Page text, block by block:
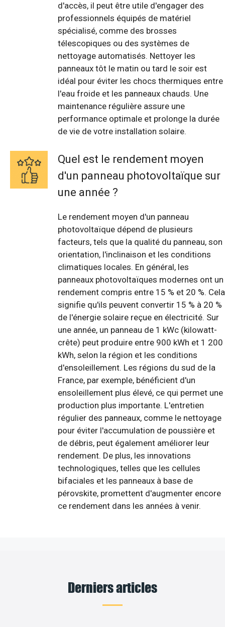
d'accès, il peut être utile d'engager des
professionnels équipés de matériel
spécialisé, comme des brosses
télescopiques ou des systèmes de
nettoyage automatisés. Nettoyer les
panneaux tôt le matin ou tard le soir est
idéal pour éviter les chocs thermiques entre
l'eau froide et les panneaux chauds. Une
maintenance régulière assure une
performance optimale et prolonge la durée
de vie de votre installation solaire.
Quel est le rendement moyen
d'un panneau photovoltaïque sur
une année ?
Le rendement moyen d'un panneau
photovoltaïque dépend de plusieurs
facteurs, tels que la qualité du panneau, son
orientation, l'inclinaison et les conditions
climatiques locales. En général, les
panneaux photovoltaïques modernes ont un
rendement compris entre 15 % et 20 %. Cela
signifie qu'ils peuvent convertir 15 % à 20 %
de l'énergie solaire reçue en électricité. Sur
une année, un panneau de 1 kWc (kilowatt-
crête) peut produire entre 900 kWh et 1 200
kWh, selon la région et les conditions
d'ensoleillement. Les régions du sud de la
France, par exemple, bénéficient d'un
ensoleillement plus élevé, ce qui permet une
production plus importante. L'entretien
régulier des panneaux, comme le nettoyage
pour éviter l'accumulation de poussière et
de débris, peut également améliorer leur
rendement. De plus, les innovations
technologiques, telles que les cellules
bifaciales et les panneaux à base de
pérovskite, promettent d'augmenter encore
ce rendement dans les années à venir.
Derniers articles